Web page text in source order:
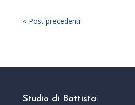
« Post precedenti
Studio di Battista